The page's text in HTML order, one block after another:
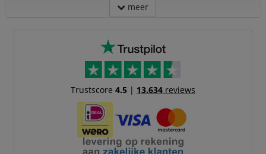
meer
Trustscore 4.5| 13.634reviews